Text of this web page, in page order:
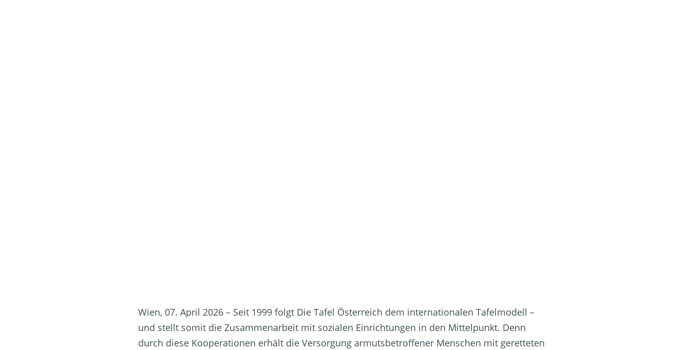
Wien, 07. April 2026 – Seit 1999 folgt Die Tafel Österreich dem internationalen Tafelmodell –
und stellt somit die Zusammenarbeit mit sozialen Einrichtungen in den Mittelpunkt. Denn
durch diese Kooperationen erhält die Versorgung armutsbetroffener Menschen mit geretteten